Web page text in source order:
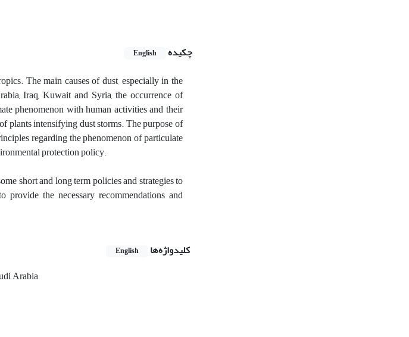
چکیده
English
The main causes of dust, especially in the
Iraq, Kuwait and Syria, the occurrence of
phenomenon with human activities and their
plants intensifying dust storms. The purpose of
regarding the phenomenon of particulate
protection policy.
short and long term policies and strategies to
the necessary recommendations and
کلیدواژه‌ها English
Arabia